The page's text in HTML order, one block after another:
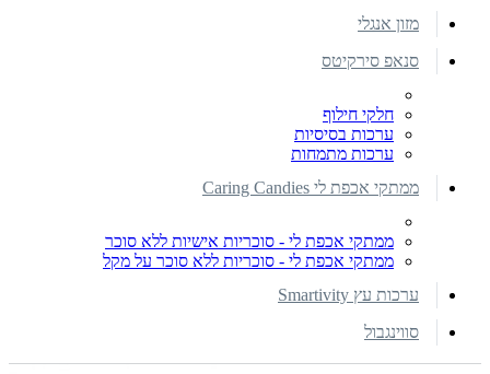
מזון אנגלי
סנאפ סירקיטס
חלקי חילוף
ערכות בסיסיות
ערכות מתמחות
ממתקי אכפת לי Caring Candies
ממתקי אכפת לי - סוכריות אישיות ללא סוכר
ממתקי אכפת לי - סוכריות ללא סוכר על מקל
ערכות עץ Smartivity
סווינגבול